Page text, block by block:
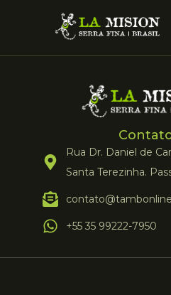
Rua Dr. Daniel de
Santa Terezinha.
+55 35 99222-7950